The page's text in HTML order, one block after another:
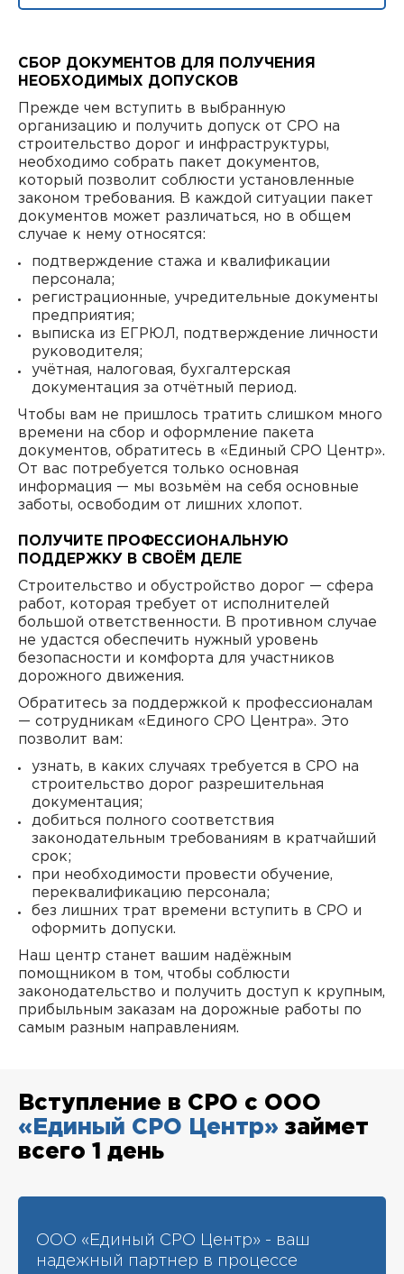
СБОР ДОКУМЕНТОВ ДЛЯ ПОЛУЧЕНИЯ
НЕОБХОДИМЫХ ДОПУСКОВ
Прежде чем вступить в выбранную
организацию и получить допуск от СРО на
строительство дорог и инфраструктуры,
необходимо собрать пакет документов,
который позволит соблюсти установленные
законом требования. В каждой ситуации пакет
документов может различаться, но в общем
случае к нему относятся:
подтверждение стажа и квалификации
персонала;
регистрационные, учредительные документы
предприятия;
выписка из ЕГРЮЛ, подтверждение личности
руководителя;
учётная, налоговая, бухгалтерская
документация за отчётный период.
Чтобы вам не пришлось тратить слишком много
времени на сбор и оформление пакета
документов, обратитесь в «Единый СРО Центр».
От вас потребуется только основная
информация — мы возьмём на себя основные
заботы, освободим от лишних хлопот.
ПОЛУЧИТЕ ПРОФЕССИОНАЛЬНУЮ
ПОДДЕРЖКУ В СВОЁМ ДЕЛЕ
Строительство и обустройство дорог — сфера
работ, которая требует от исполнителей
большой ответственности. В противном случае
не удастся обеспечить нужный уровень
безопасности и комфорта для участников
дорожного движения.
Обратитесь за поддержкой к профессионалам
— сотрудникам «Единого СРО Центра». Это
позволит вам:
узнать, в каких случаях требуется в СРО на
строительство дорог разрешительная
документация;
добиться полного соответствия
законодательным требованиям в кратчайший
срок;
при необходимости провести обучение,
переквалификацию персонала;
без лишних трат времени вступить в СРО и
оформить допуски.
Наш центр станет вашим надёжным
помощником в том, чтобы соблюсти
законодательство и получить доступ к крупным,
прибыльным заказам на дорожные работы по
самым разным направлениям.
Вступление в СРО с ООО
«Единый СРО Центр» займет
всего 1 день
ООО «Единый СРО Центр» - ваш
надежный партнер в процессе